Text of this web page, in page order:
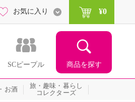
SCピープル 商品を探す
お気に入り ¥0
お酒
旅・趣味・暮らし
コレクターズ